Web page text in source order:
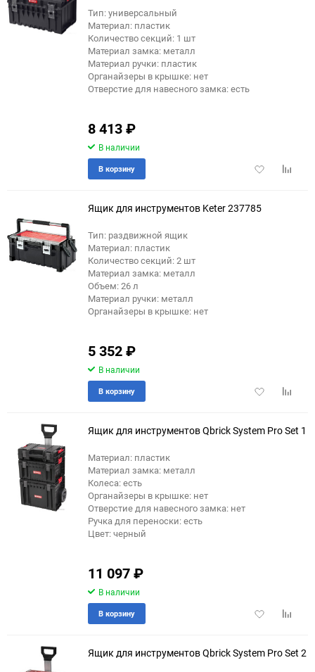
Тип: универсальный
Материал: пластик
Количество секций: 1 шт
Материал замка: металл
Материал ручки: пластик
Органайзеры в крышке: нет
Отверстие для навесного замка: есть
8 413₽
В наличии
Добавить
В корзину
Ящик для инструментов Keter 237785
Тип: раздвижной ящик
Материал: пластик
Количество секций: 2 шт
Материал замка: металл
Объем: 26 л
Материал ручки: металл
Органайзеры в крышке: нет
5 352₽
В наличии
Добавить
В корзину
Ящик для инструментов Qbrick System Pro Set 1
Материал: пластик
Материал замка: металл
Колеса: есть
Органайзеры в крышке: нет
Отверстие для навесного замка: нет
Ручка для переноски: есть
Цвет: черный
11 097₽
В наличии
Добавить
В корзину
Ящик для инструментов Qbrick System Pro Set 2